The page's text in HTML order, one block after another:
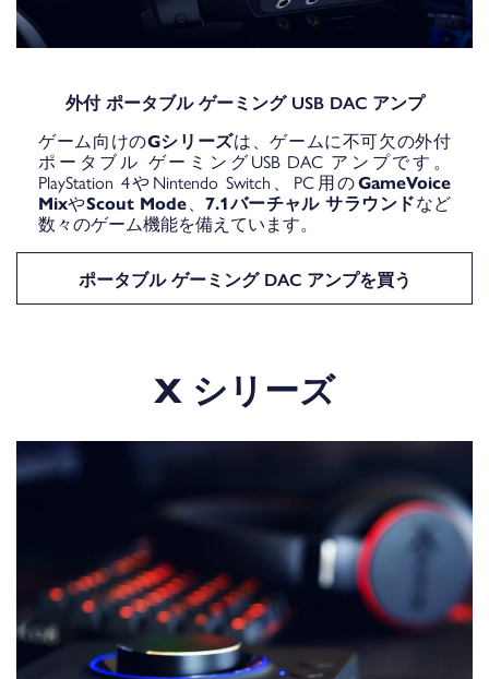
外付 ポータブル ゲーミング USB DAC アンプ
ゲーム向けのGシリーズは、ゲームに不可欠の外付
ポータブル ゲーミングUSB DAC アンプです。
PlayStation 4やNintendo Switch、PC用のGameVoice
MixやScout Mode 、7.1バーチャル サラウンドなど
数々のゲーム機能を備えています。
ポータブル ゲーミング DAC アンプを買う
X シリーズ